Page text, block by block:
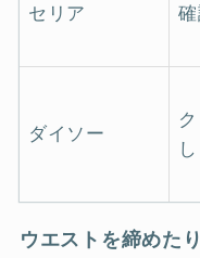
セリア
ダイソー
し
ウエストを締めた